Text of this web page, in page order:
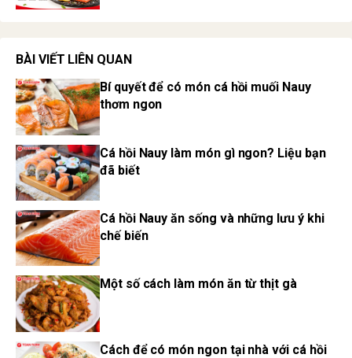
BÀI VIẾT LIÊN QUAN
Bí quyết để có món cá hồi muối Nauy
thơm ngon
Cá hồi Nauy làm món gì ngon? Liệu bạn
đã biết
Cá hồi Nauy ăn sống và những lưu ý khi
chế biến
Một số cách làm món ăn từ thịt gà
Cách để có món ngon tại nhà với cá hồi